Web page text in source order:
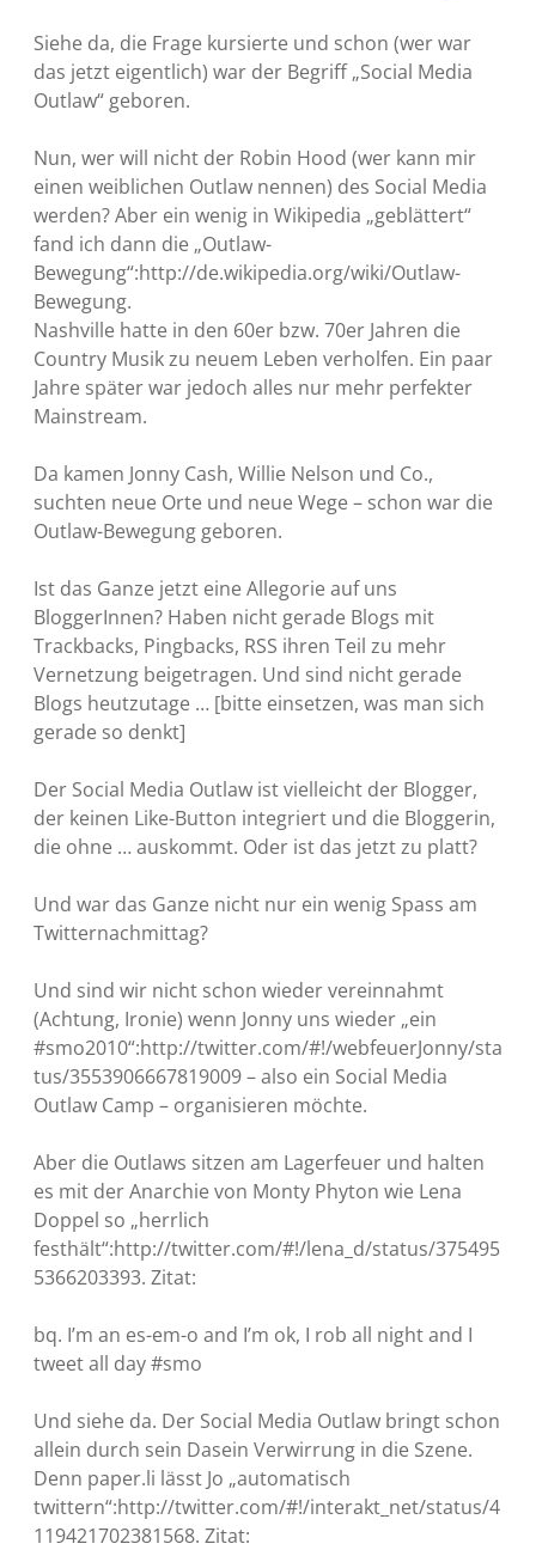
Siehe da, die Frage kursierte und schon (wer war
das jetzt eigentlich) war der Begriff „Social Media
Outlaw“ geboren.
Nun, wer will nicht der Robin Hood (wer kann mir
einen weiblichen Outlaw nennen) des Social Media
werden? Aber ein wenig in Wikipedia „geblättert“
fand ich dann die „Outlaw-
Bewegung“:http://de.wikipedia.org/wiki/Outlaw-
Bewegung.
Nashville hatte in den 60er bzw. 70er Jahren die
Country Musik zu neuem Leben verholfen. Ein paar
Jahre später war jedoch alles nur mehr perfekter
Mainstream.
Da kamen Jonny Cash, Willie Nelson und Co.,
suchten neue Orte und neue Wege – schon war die
Outlaw-Bewegung geboren.
Ist das Ganze jetzt eine Allegorie auf uns
BloggerInnen? Haben nicht gerade Blogs mit
Trackbacks, Pingbacks, RSS ihren Teil zu mehr
Vernetzung beigetragen. Und sind nicht gerade
Blogs heutzutage … [bitte einsetzen, was man sich
gerade so denkt]
Der Social Media Outlaw ist vielleicht der Blogger,
der keinen Like-Button integriert und die Bloggerin,
die ohne … auskommt. Oder ist das jetzt zu platt?
Und war das Ganze nicht nur ein wenig Spass am
Twitternachmittag?
Und sind wir nicht schon wieder vereinnahmt
(Achtung, Ironie) wenn Jonny uns wieder „ein
#smo2010“:http://twitter.com/#!/webfeuerJonny/sta
tus/3553906667819009 – also ein Social Media
Outlaw Camp – organisieren möchte.
Aber die Outlaws sitzen am Lagerfeuer und halten
es mit der Anarchie von Monty Phyton wie Lena
Doppel so „herrlich
festhält“:http://twitter.com/#!/lena_d/status/375495
5366203393. Zitat:
bq. I’m an es-em-o and I’m ok, I rob all night and I
tweet all day #smo
Und siehe da. Der Social Media Outlaw bringt schon
allein durch sein Dasein Verwirrung in die Szene.
Denn paper.li lässt Jo „automatisch
twittern“:http://twitter.com/#!/interakt_net/status/4
119421702381568. Zitat: